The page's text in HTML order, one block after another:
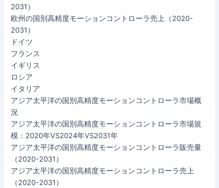
2031）
欧州の国別高精度モーションコントローラ売上（2020-
2031）
ドイツ
フランス
イギリス
ロシア
イタリア
アジア太平洋の国別高精度モーションコントローラ市場概
況
アジア太平洋の国別高精度モーションコントローラ市場規
模：2020年VS2024年VS2031年
アジア太平洋の国別高精度モーションコントローラ販売量
（2020-2031）
アジア太平洋の国別高精度モーションコントローラ売上
（2020-2031）